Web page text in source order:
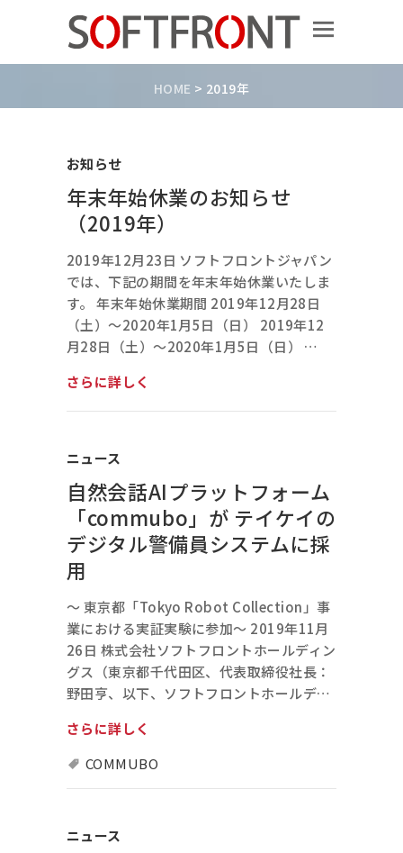
HOME > 2019年
お知らせ
年末年始休業のお知らせ
（2019年）
2019年12月23日 ソフトフロントジャパン
では、下記の期間を年末年始休業いたしま
す。 年末年始休業期間 2019年12月28日
（土）〜2020年1月5日（日） 2019年12
月28日（土）〜2020年1月5日（日） …
さらに詳しく
ニュース
自然会話AIプラットフォーム
「commubo」が テイケイの
デジタル警備員システムに採
用
～ 東京都「Tokyo Robot Collection」事
業における実証実験に参加～ 2019年11月
26日 株式会社ソフトフロントホールディン
グス（東京都千代田区、代表取締役社長：
野田亨、以下、ソフトフロントホールデ…
さらに詳しく
COMMUBO
ニュース